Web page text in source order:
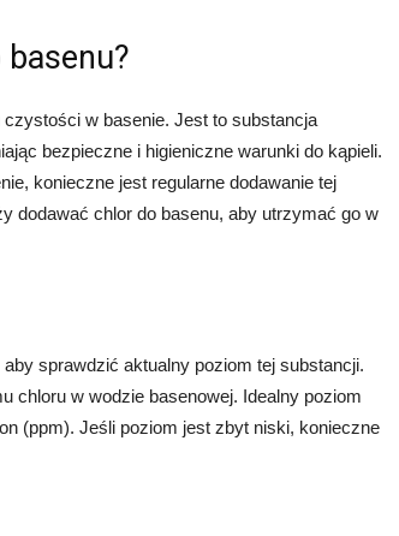
w basenie. Jest to substancja
bezpieczne i higieniczne warunki do kąpieli.
konieczne jest regularne dodawanie tej
dodawać chlor do basenu, aby utrzymać go w
sprawdzić aktualny poziom tej substancji.
chloru w wodzie basenowej. Idealny poziom
(ppm). Jeśli poziom jest zbyt niski, konieczne